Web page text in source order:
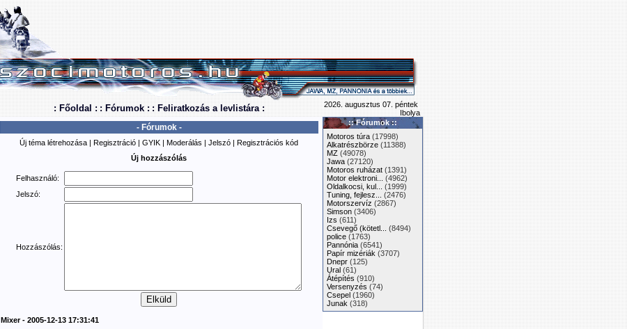
: Főoldal : : Fórumok : : Feliratkozás a levlistára :
2026. augusztus 07. péntek
Ibolya
- Fórumok -
Új téma létrehozása | Regisztráció | GYIK | Moderálás | Jelszó | Regisztrációs kód
Új hozzászólás
Felhasználó:
Jelszó:
Hozzászólás:
Mixer - 2005-12-13 17:31:41
:: Fórumok ::
Motoros túra (17998)
Alkatrészbörze (11388)
MZ (49078)
Jawa (27120)
Motoros ruházat (1391)
Motor elektroni...
(4962)
Oldalkocsi, kul...
(1999)
Tuning, fejlesz...
(2476)
Motorszervíz (2867)
Simson (3406)
Izs (611)
Csevegő (kötetl...
(8494)
police (1763)
Pannónia (6541)
Papír mizériák (3707)
Dnepr (125)
Ural (61)
Átépítés (910)
Versenyzés (74)
Csepel (1960)
Junak (318)